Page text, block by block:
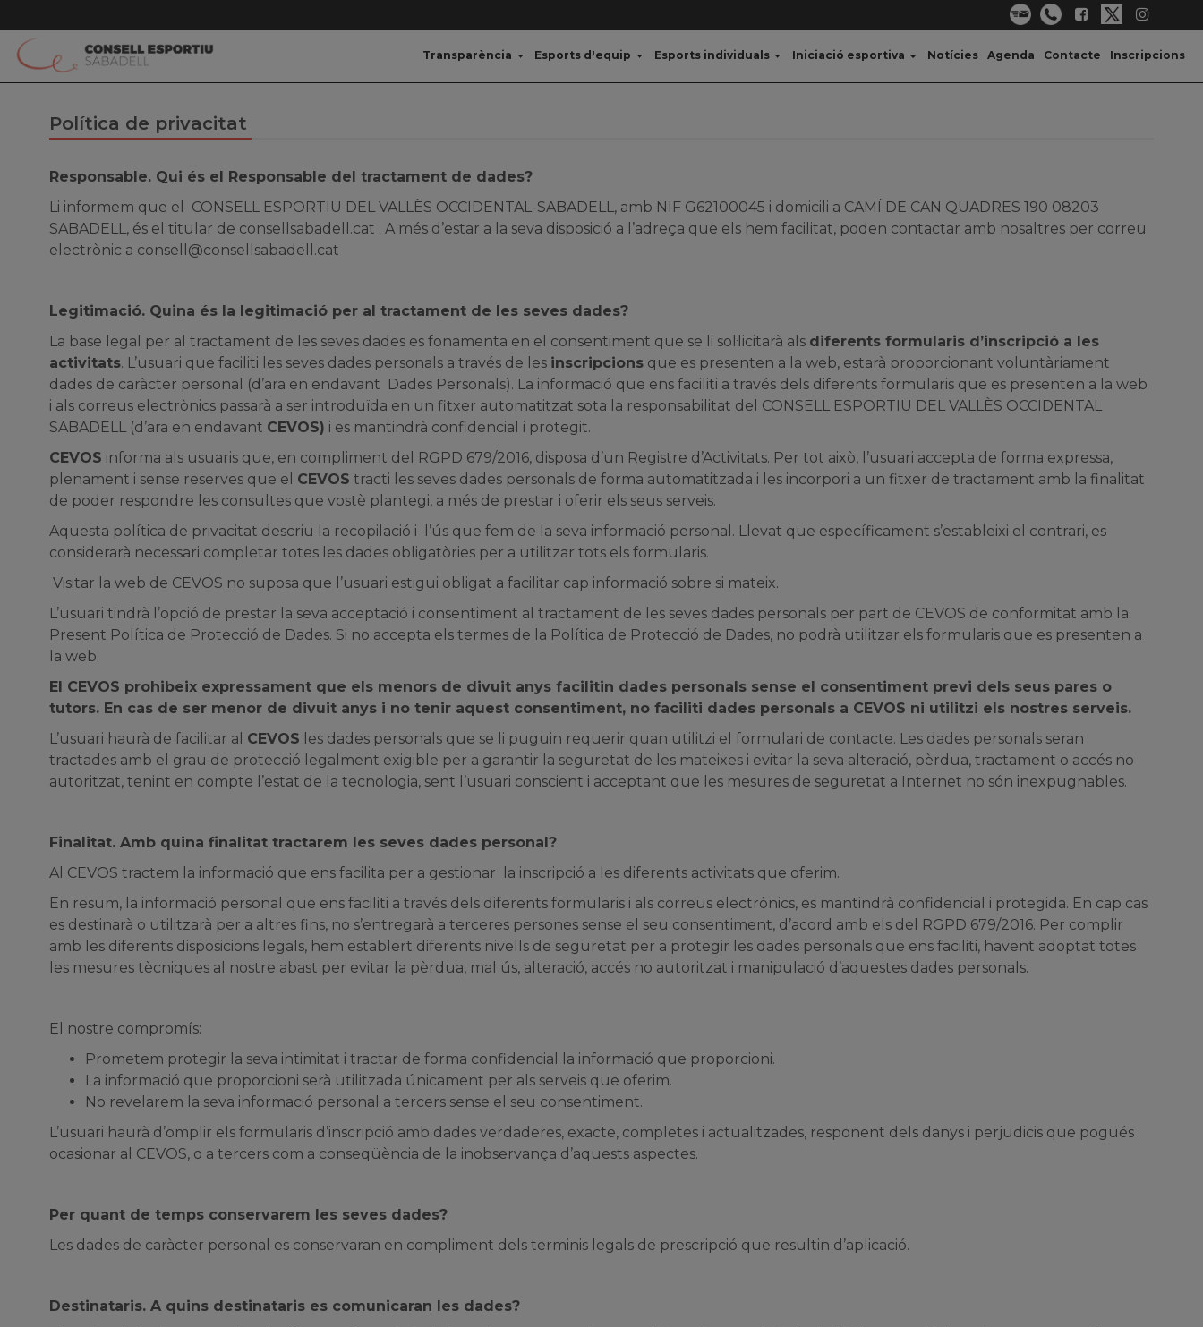
Transparència Esports d'equip Esports individuals Iniciació esportiva Notícies Agenda Contacte Inscripcions
Política de privacitat
Responsable. Qui és el Responsable del tractament de dades?
Li informem que el CONSELL ESPORTIU DEL VALLÈS OCCIDENTAL-SABADELL, amb NIF G62100045 i domicili a CAMÍ DE CAN QUADRES 190 08203
SABADELL, és el titular de consellsabadell.cat . A més d’estar a la seva disposició a l’adreça que els hem facilitat, poden contactar amb nosaltres per correu
electrònic a consell@consellsabadell.cat
Legitimació. Quina és la legitimació per al tractament de les seves dades?
La base legal per al tractament de les seves dades es fonamenta en el consentiment que se li sol·licitarà als diferents formularis d’inscripció a les
activitats. L’usuari que faciliti les seves dades personals a través de les inscripcions que es presenten a la web, estarà proporcionant voluntàriament
dades de caràcter personal (d’ara en endavant Dades Personals). La informació que ens faciliti a través dels diferents formularis que es presenten a la web
i als correus electrònics passarà a ser introduïda en un fitxer automatitzat sota la responsabilitat del CONSELL ESPORTIU DEL VALLÈS OCCIDENTAL
SABADELL (d’ara en endavant CEVOS) i es mantindrà confidencial i protegit.
CEVOS informa als usuaris que, en compliment del RGPD 679/2016, disposa d’un Registre d’Activitats. Per tot això, l’usuari accepta de forma expressa,
plenament i sense reserves que el CEVOS tracti les seves dades personals de forma automatitzada i les incorpori a un fitxer de tractament amb la finalitat
de poder respondre les consultes que vostè plantegi, a més de prestar i oferir els seus serveis.
Aquesta política de privacitat descriu la recopilació i l’ús que fem de la seva informació personal. Llevat que específicament s’estableixi el contrari, es
considerarà necessari completar totes les dades obligatòries per a utilitzar tots els formularis.
Visitar la web de CEVOS no suposa que l’usuari estigui obligat a facilitar cap informació sobre si mateix.
L’usuari tindrà l’opció de prestar la seva acceptació i consentiment al tractament de les seves dades personals per part de CEVOS de conformitat amb la
Present Política de Protecció de Dades. Si no accepta els termes de la Política de Protecció de Dades, no podrà utilitzar els formularis que es presenten a
la web.
El CEVOS prohibeix expressament que els menors de divuit anys facilitin dades personals sense el consentiment previ dels seus pares o
tutors. En cas de ser menor de divuit anys i no tenir aquest consentiment, no faciliti dades personals a CEVOS ni utilitzi els nostres serveis.
L’usuari haurà de facilitar al CEVOS les dades personals que se li puguin requerir quan utilitzi el formulari de contacte. Les dades personals seran
tractades amb el grau de protecció legalment exigible per a garantir la seguretat de les mateixes i evitar la seva alteració, pèrdua, tractament o accés no
autoritzat, tenint en compte l’estat de la tecnologia, sent l’usuari conscient i acceptant que les mesures de seguretat a Internet no són inexpugnables.
Finalitat. Amb quina finalitat tractarem les seves dades personal?
Al CEVOS tractem la informació que ens facilita per a gestionar la inscripció a les diferents activitats que oferim.
En resum, la informació personal que ens faciliti a través dels diferents formularis i als correus electrònics, es mantindrà confidencial i protegida. En cap cas
es destinarà o utilitzarà per a altres fins, no s’entregarà a terceres persones sense el seu consentiment, d’acord amb els del RGPD 679/2016. Per complir
amb les diferents disposicions legals, hem establert diferents nivells de seguretat per a protegir les dades personals que ens faciliti, havent adoptat totes
les mesures tècniques al nostre abast per evitar la pèrdua, mal ús, alteració, accés no autoritzat i manipulació d’aquestes dades personals.
El nostre compromís:
Prometem protegir la seva intimitat i tractar de forma confidencial la informació que proporcioni.
La informació que proporcioni serà utilitzada únicament per als serveis que oferim.
No revelarem la seva informació personal a tercers sense el seu consentiment.
L’usuari haurà d’omplir els formularis d’inscripció amb dades verdaderes, exacte, completes i actualitzades, responent dels danys i perjudicis que pogués
ocasionar al CEVOS, o a tercers com a conseqüència de la inobservança d’aquests aspectes.
Per quant de temps conservarem les seves dades?
Les dades de caràcter personal es conservaran en compliment dels terminis legals de prescripció que resultin d’aplicació.
Destinataris. A quins destinataris es comunicaran les dades?